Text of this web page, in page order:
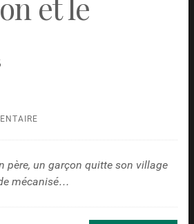
et le
père, un garçon quitte son village
mécanisé…